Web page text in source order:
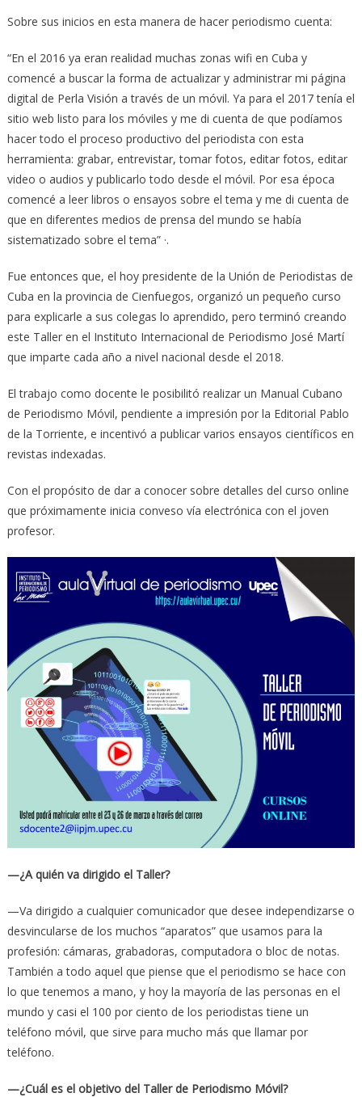
Sobre sus inicios en esta manera de hacer periodismo cuenta:
“En el 2016 ya eran realidad muchas zonas wifi en Cuba y
comencé a buscar la forma de actualizar y administrar mi página
digital de Perla Visión a través de un móvil. Ya para el 2017 tenía el
sitio web listo para los móviles y me di cuenta de que podíamos
hacer todo el proceso productivo del periodista con esta
herramienta: grabar, entrevistar, tomar fotos, editar fotos, editar
video o audios y publicarlo todo desde el móvil. Por esa época
comencé a leer libros o ensayos sobre el tema y me di cuenta de
que en diferentes medios de prensa del mundo se había
sistematizado sobre el tema” ·.
Fue entonces que, el hoy presidente de la Unión de Periodistas de
Cuba en la provincia de Cienfuegos, organizó un pequeño curso
para explicarle a sus colegas lo aprendido, pero terminó creando
este Taller en el Instituto Internacional de Periodismo José Martí
que imparte cada año a nivel nacional desde el 2018.
El trabajo como docente le posibilitó realizar un Manual Cubano
de Periodismo Móvil, pendiente a impresión por la Editorial Pablo
de la Torriente, e incentivó a publicar varios ensayos científicos en
revistas indexadas.
Con el propósito de dar a conocer sobre detalles del curso online
que próximamente inicia conveso vía electrónica con el joven
profesor.
—¿A quién va dirigido el Taller?
—Va dirigido a cualquier comunicador que desee independizarse o
desvincularse de los muchos “aparatos” que usamos para la
profesión: cámaras, grabadoras, computadora o bloc de notas.
También a todo aquel que piense que el periodismo se hace con
lo que tenemos a mano, y hoy la mayoría de las personas en el
mundo y casi el 100 por ciento de los periodistas tiene un
teléfono móvil, que sirve para mucho más que llamar por
teléfono.
—¿Cuál es el objetivo del Taller de Periodismo Móvil?